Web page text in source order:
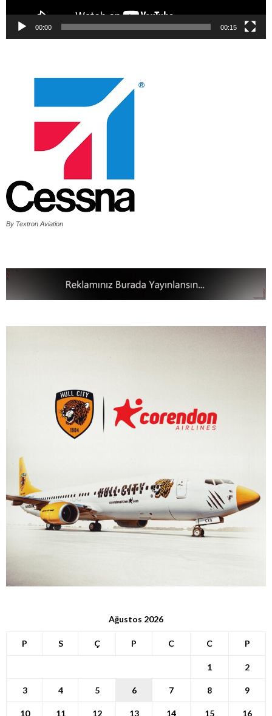
00:00 00:15
By Textron Aviation
Ağustos 2026
P S Ç P C C P
1 2
3 4 5 6 7 8 9
10 11 12 13 14 15 16